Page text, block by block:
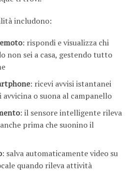
includono:
: rispondi e visualizza chi
non sei a casa, gestendo tutto
: ricevi avvisi istantanei
avvicina o suona al campanello
: il sensore intelligente rileva
prima che suonino il
: salva automaticamente video su
quando rileva attività